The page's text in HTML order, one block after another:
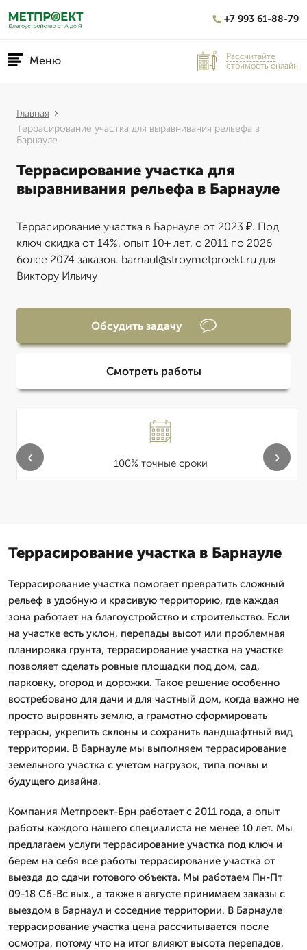
+7 993 61-88-79
Меню
Рассчитайте
стоимость онлайн
Главная
Террасирование участка для выравнивания рельефа в
Барнауле
Террасирование участка для
выравнивания рельефа в Барнауле
Террасирование участка в Барнауле от 2023 ₽. Под
ключ скидка от 14%, опыт 10+ лет, с 2011 по 2026
более 2074 заказов. barnaul@stroymetproekt.ru для
Виктору Ильичу
Обсудить задачу
Смотреть работы
100% точные сроки
‹ ›
Террасирование участка в Барнауле
Террасирование участка помогает превратить сложный
рельеф в удобную и красивую территорию, где каждая
зона работает на благоустройство и строительство. Если
на участке есть уклон, перепады высот или проблемная
планировка грунта, террасирование участка на участке
позволяет сделать ровные площадки под дом, сад,
парковку, огород и дорожки. Такое решение особенно
востребовано для дачи и для частный дом, когда важно не
просто выровнять землю, а грамотно сформировать
террасы, укрепить склоны и сохранить ландшафтный вид
территории. В Барнауле мы выполняем террасирование
земельного участка с учетом нагрузок, типа почвы и
будущего дизайна.
Компания Метпроект-Брн работает с 2011 года, а опыт
работы каждого нашего специалиста не менее 10 лет. Мы
предлагаем услуги террасирование участка под ключ и
берем на себя все работы террасирование участка от
выезда до сдачи готового объекта. Мы работаем Пн-Пт
09-18 Сб-Вс вых., а также в августе принимаем заказы с
выездом в Барнаул и соседние территории. В Барнауле
террасирование участка цена рассчитывается после
осмотра, потому что на итог влияют высота перепадов,